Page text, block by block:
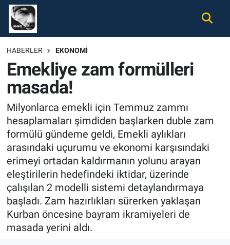
HABERLER EKONOMI
Emekliye zam formülleri
masada!
Milyonlarca emekli için Temmuz zammı
hesaplamaları şimdiden başlarken duble zam
formülü gündeme geldi, Emekli aylıkları
arasındaki uçurumu ve ekonomi karşısındaki
erimeyi ortadan kaldırmanın yolunu arayan
eleştirilerin hedefindeki iktidar, üzerinde
çalışılan 2 modelli sistemi detaylandırmaya
başladı. Zam hazırlıkları sürerken yaklaşan
Kurban öncesine bayram ikramiyeleri de
masada yerini aldı.
Gündem
Ekonomi
Spor
Magazin
Tüm Haberler
İletişim
Künye
Nöbetçi Eczaneler
Hava Durumu
Namaz Vakitleri
Trafik Durumu
Süper Lig Puan Durumu ve Fikstür
Tüm Manşetler
Son Dakika Haberleri
Haber Arşivi